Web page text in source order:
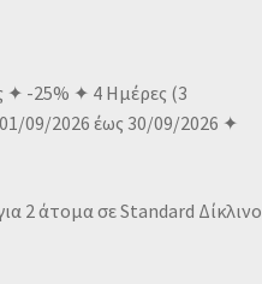
✦ -25% ✦ 4 Ημέρες (3
09/2026 έως 30/09/2026 ✦
2 άτομα σε Standard Δίκλινο